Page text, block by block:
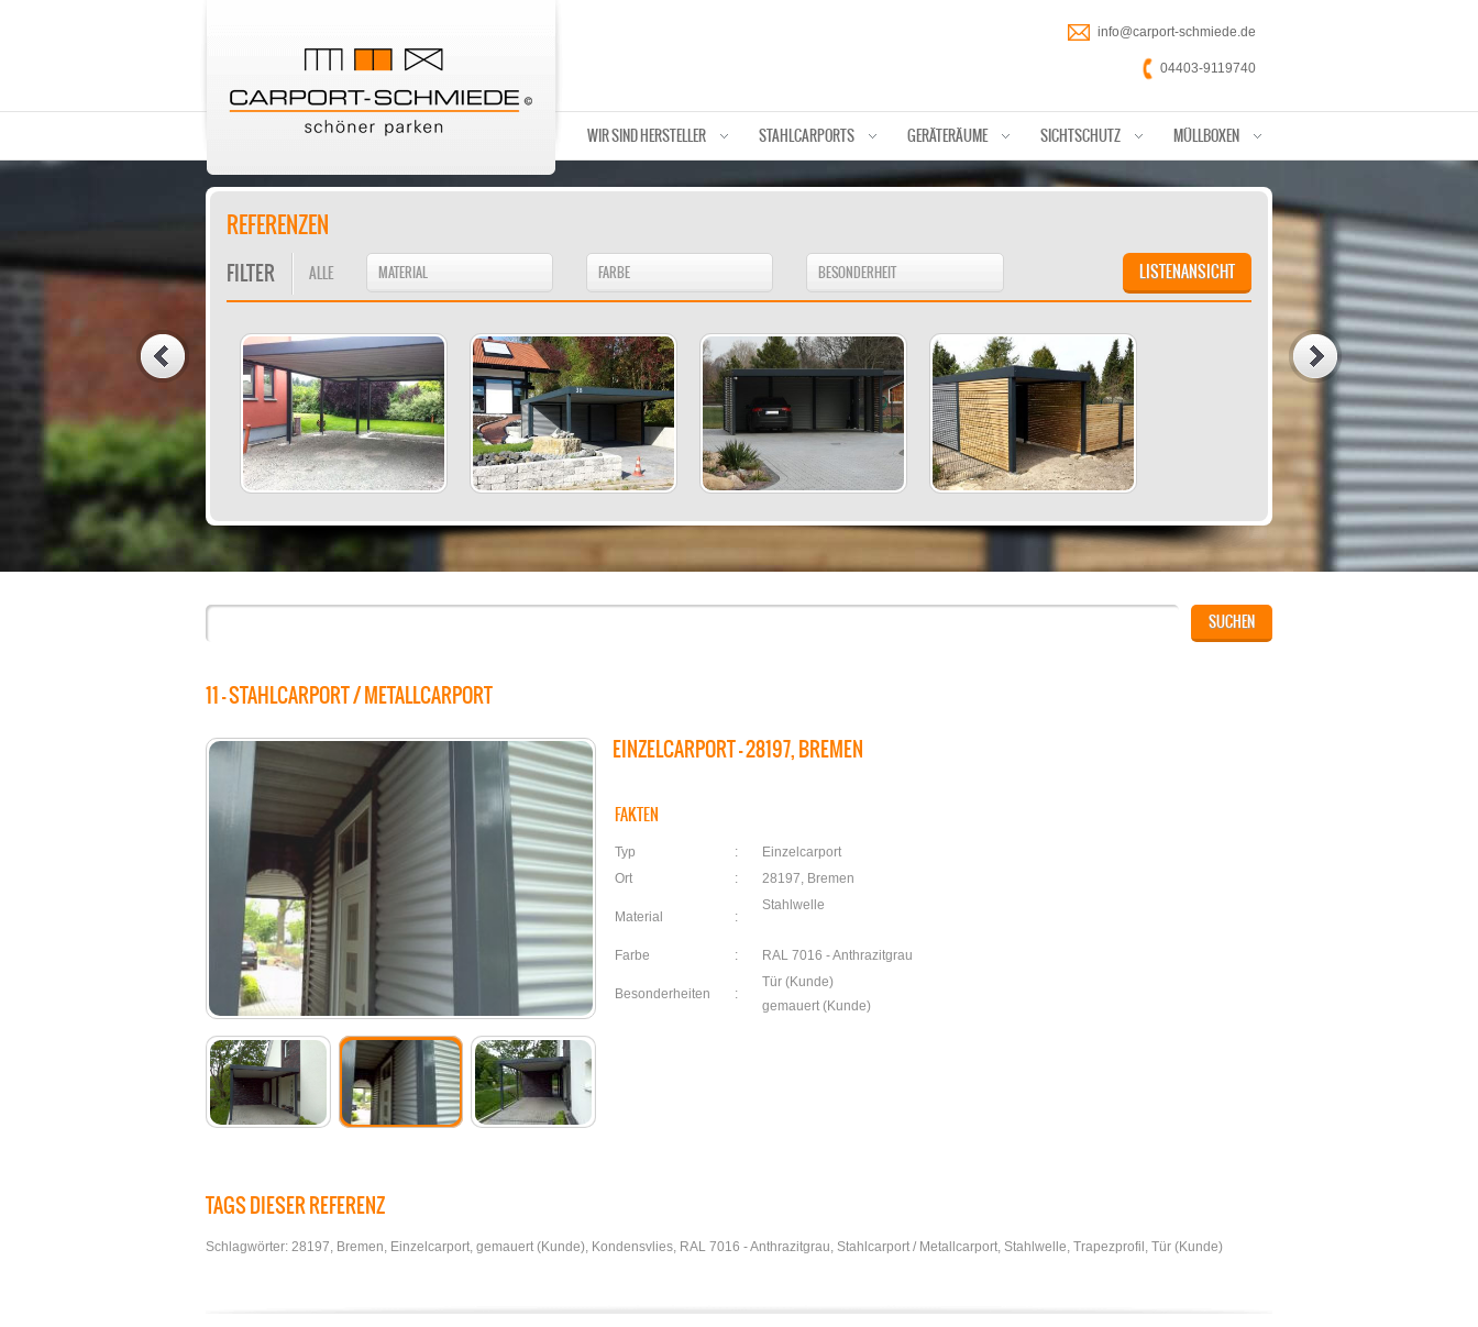
info@carport-schmiede.de
04403-9119740
WIR SIND HERSTELLER STAHLCARPORTS GERÄTERÄUME SICHTSCHUTZ MÜLLBOXEN
REFERENZEN
FILTER ALLE MATERIAL FARBE BESONDERHEIT LISTENANSICHT
11 - STAHLCARPORT / METALLCARPORT
EINZELCARPORT - 28197, BREMEN
FAKTEN
Typ :
Einzelcarport
Ort
: 28197, Bremen
Material :
Stahlwelle
Farbe : RAL 7016 - Anthrazitgrau
Besonderheiten :
Tür (Kunde)
gemauert (Kunde)
TAGS DIESER REFERENZ
Schlagwörter: 28197, Bremen, Einzelcarport, gemauert (Kunde), Kondensvlies, RAL 7016 - Anthrazitgrau, Stahlcarport / Metallcarport, Stahlwelle, Trapezprofil , Tür (Kunde)